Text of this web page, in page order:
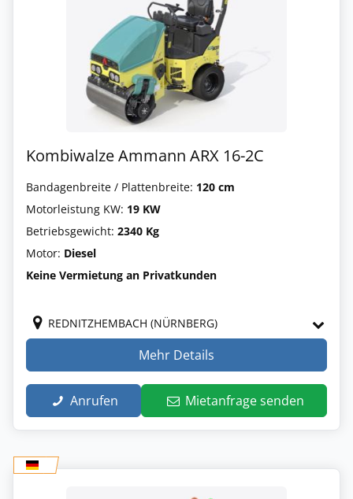
Kombiwalze Ammann ARX 16-2C
Bandagenbreite / Plattenbreite: 120 cm
Motorleistung KW: 19 KW
Betriebsgewicht: 2340 Kg
Motor: Diesel
Keine Vermietung an Privatkunden
REDNITZHEMBACH (NÜRNBERG)
Mehr Details
Anrufen Mietanfrage senden